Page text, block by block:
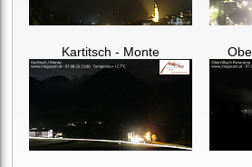
Kartitsch - Monte